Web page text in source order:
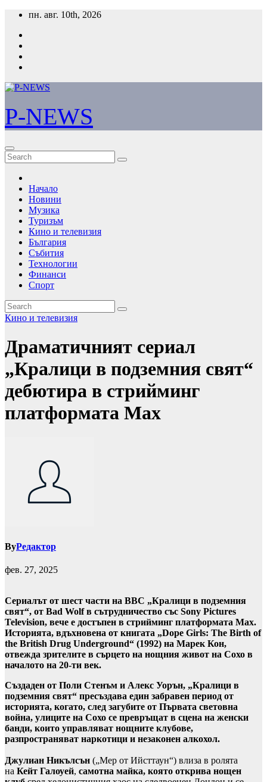
Skip
content
пн. авг. 10th, 2026
P-NEWS
Начало
Новини
Музика
Туризъм
Кино и телевизия
България
Събития
Технологии
Финанси
Спорт
Кино и телевизия
Драматичният сериал
„Кралици в подземния свят“
дебютира в стрийминг
платформата Max
ByРедактор
фев. 27, 2025
Сериалът от шест части на BBC „Кралици в подземния
свят“, от Bad Wolf в сътрудничество със Sony Pictures
Television, вече е достъпен в стрийминг платформата Max.
Историята, вдъхновена от книгата „Dope Girls: The Birth of
the British Drug Underground“ (1992) на Марек Кон,
отвежда зрителите в сърцето на нощния живот на Сохо в
началото на 20-ти век.
Създаден от Поли Стенъм и Алекс Уорън, „Кралици в
подземния свят“ пресъздава един забравен период от
историята, когато, след загубите от Първата световна
война, улиците на Сохо се превръщат в сцена на женски
банди, които управляват нощните клубове,
разпространяват наркотици и незаконен алкохол.
Джулиан Никълсън („Мер от Ийсттаун“) влиза в ролята
на Кейт Галоуей, самотна майка, която открива нощен